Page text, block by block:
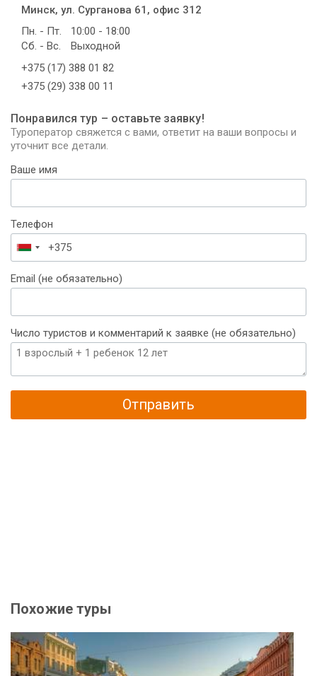
Минск, ул. Сурганова 61, офис 312
Пн. - Пт.
10:00 - 18:00
Сб. - Вс.
Выходной
+375 (17) 388 01 82
+375 (29) 338 00 11
Понравился тур – оставьте заявку!
Туроператор свяжется с вами, ответит на ваши вопросы и
уточнит все детали.
Ваше имя
Телефон
Беларусь
+375
Email (не обязательно)
Число туристов и комментарий к заявке (не обязательно)
Отправить
Похожие туры